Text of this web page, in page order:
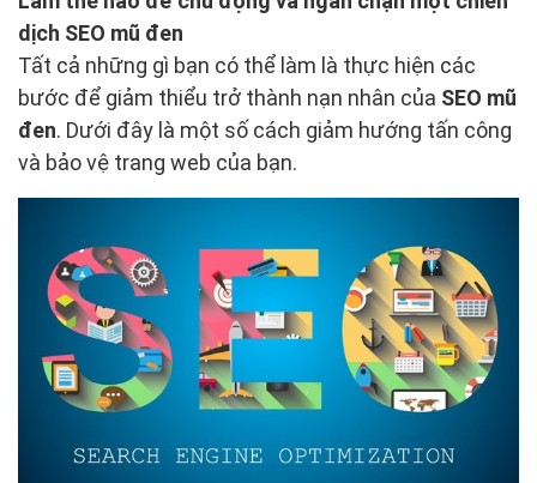
dịch SEO mũ đen
Tất cả những gì bạn có thể làm là thực hiện các
bước để giảm thiểu trở thành nạn nhân của SEO mũ
đen. Dưới đây là một số cách giảm hướng tấn công
và bảo vệ trang web của bạn.